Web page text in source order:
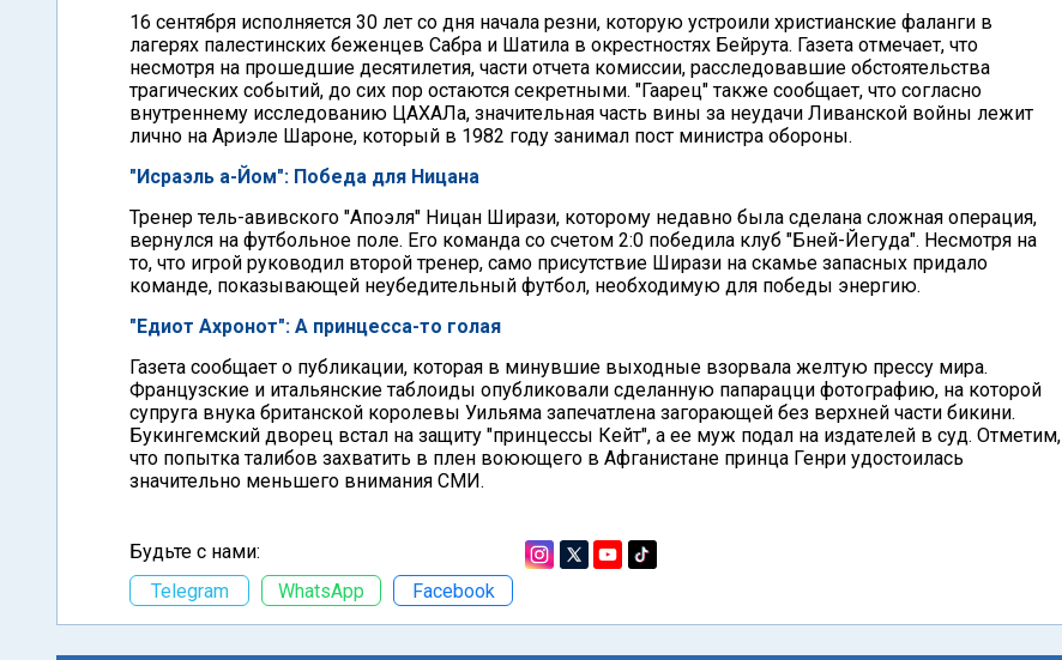
16 сентября исполняется 30 лет со дня начала резни, которую устроили христианские фаланги в
лагерях палестинских беженцев Сабра и Шатила в окрестностях Бейрута. Газета отмечает, что
несмотря на прошедшие десятилетия, части отчета комиссии, расследовавшие обстоятельства
трагических событий, до сих пор остаются секретными. "Гаарец" также сообщает, что согласно
внутреннему исследованию ЦАХАЛа, значительная часть вины за неудачи Ливанской войны лежит
лично на Ариэле Шароне, который в 1982 году занимал пост министра обороны.
"Исраэль а-Йом": Победа для Ницана
Тренер тель-авивского "Апоэля" Ницан Ширази, которому недавно была сделана сложная операция,
вернулся на футбольное поле. Его команда со счетом 2:0 победила клуб "Бней-Йегуда". Несмотря на
то, что игрой руководил второй тренер, само присутствие Ширази на скамье запасных придало
команде, показывающей неубедительный футбол, необходимую для победы энергию.
"Едиот Ахронот": А принцесса-то голая
Газета сообщает о публикации, которая в минувшие выходные взорвала желтую прессу мира.
Французские и итальянские таблоиды опубликовали сделанную папарацци фотографию, на которой
супруга внука британской королевы Уильяма запечатлена загорающей без верхней части бикини.
Букингемский дворец встал на защиту "принцессы Кейт", а ее муж подал на издателей в суд. Отметим,
что попытка талибов захватить в плен воюющего в Афганистане принца Генри удостоилась
значительно меньшего внимания СМИ.
Будьте с нами:
Telegram
WhatsApp Facebook